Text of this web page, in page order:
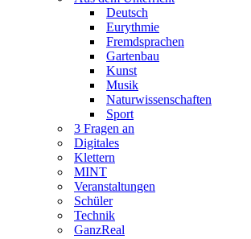
Deutsch
Eurythmie
Fremdsprachen
Gartenbau
Kunst
Musik
Naturwissenschaften
Sport
3 Fragen an
Digitales
Klettern
MINT
Veranstaltungen
Schüler
Technik
GanzReal